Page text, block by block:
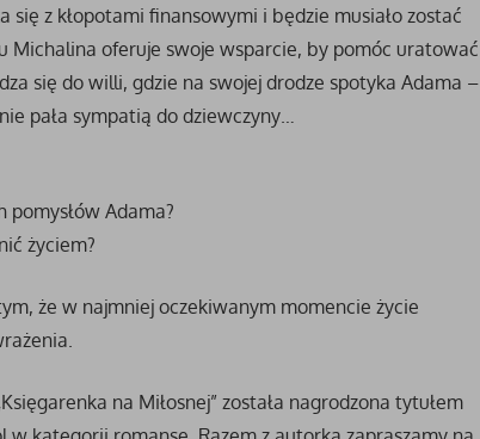
z kłopotami finansowymi i będzie musiało zostać
Michalina oferuje swoje wsparcie, by pomóc uratować
się do willi, gdzie na swojej drodze spotyka Adama –
pała sympatią do dziewczyny…
pomysłów Adama?
życiem?
że w najmniej oczekiwanym momencie życie
na Miłosnej” została nagrodzona tytułem